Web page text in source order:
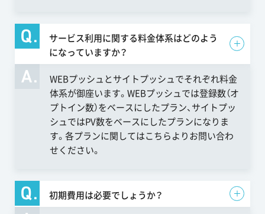
サービス利用に関する料金体系はどのよう
になっていますか？
WEBプッシュとサイトプッシュでそれぞれ料金
体系が御座います。WEBプッシュでは登録数（オ
プトイン数）をベースにしたプラン、サイトプッ
シュではPV数をベースにしたプランになりま
す。各プランに関してはこちらよりお問い合わ
せください。
初期費用は必要でしょうか？